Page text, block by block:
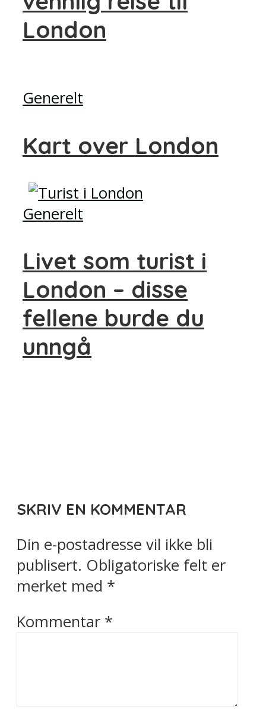
London
Generelt
Kart over London
Generelt
Livet som turist i
London – disse
fellene burde du
unngå
SKRIV EN KOMMENTAR
Din e-postadresse vil ikke bli
publisert. Obligatoriske felt er
merket med *
Kommentar *